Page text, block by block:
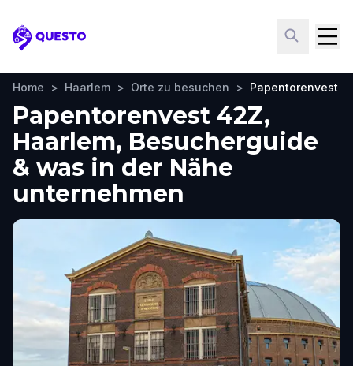
Questo
Home > Haarlem > Orte zu besuchen > Papentorenvest
Papentorenvest 42Z,
Haarlem, Besucherguide
& was in der Nähe
unternehmen